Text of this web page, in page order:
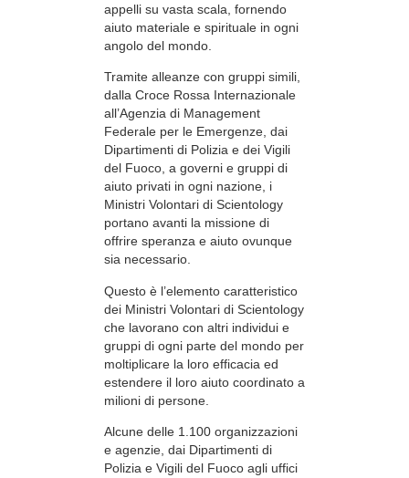
appelli su vasta scala, fornendo
aiuto materiale e spirituale in ogni
angolo del mondo.
Tramite alleanze con gruppi simili,
dalla Croce Rossa Internazionale
all’Agenzia di Management
Federale per le Emergenze, dai
Dipartimenti di Polizia e dei Vigili
del Fuoco, a governi e gruppi di
aiuto privati in ogni nazione, i
Ministri Volontari di Scientology
portano avanti la missione di
offrire speranza e aiuto ovunque
sia necessario.
Questo è l’elemento caratteristico
dei Ministri Volontari di Scientology
che lavorano con altri individui e
gruppi di ogni parte del mondo per
moltiplicare la loro efficacia ed
estendere il loro aiuto coordinato a
milioni di persone.
Alcune delle 1.100 organizzazioni
e agenzie, dai Dipartimenti di
Polizia e Vigili del Fuoco agli uffici